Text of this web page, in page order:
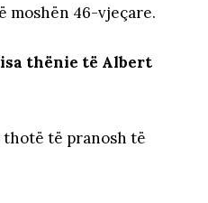
moshën 46-vjeçare.
thënie të Albert
të pranosh të